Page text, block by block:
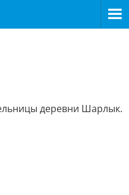
деревни Шарлык.